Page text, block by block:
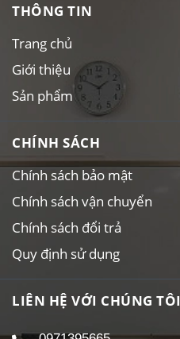
THÔNG TIN
Trang chủ
Giới thiệu
Sản phẩm
CHÍNH SÁCH
Chính sách bảo mật
Chính sách vận chuyển
Chính sách đổi trả
Quy định sử dụng
LIÊN HỆ VỚI CHÚNG TÔI